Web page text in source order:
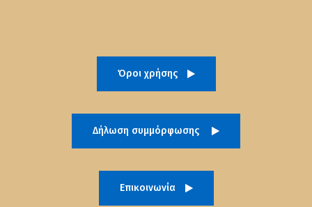
Όροι χρήσης
Δήλωση συμμόρφωσης
Επικοινωνία